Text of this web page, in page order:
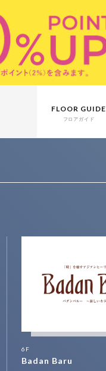
FLOOR GUIDE
フロアガイド
6F
Badan Baru